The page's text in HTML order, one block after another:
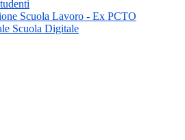
Scuola Lavoro - Ex PCTO
Scuola Digitale